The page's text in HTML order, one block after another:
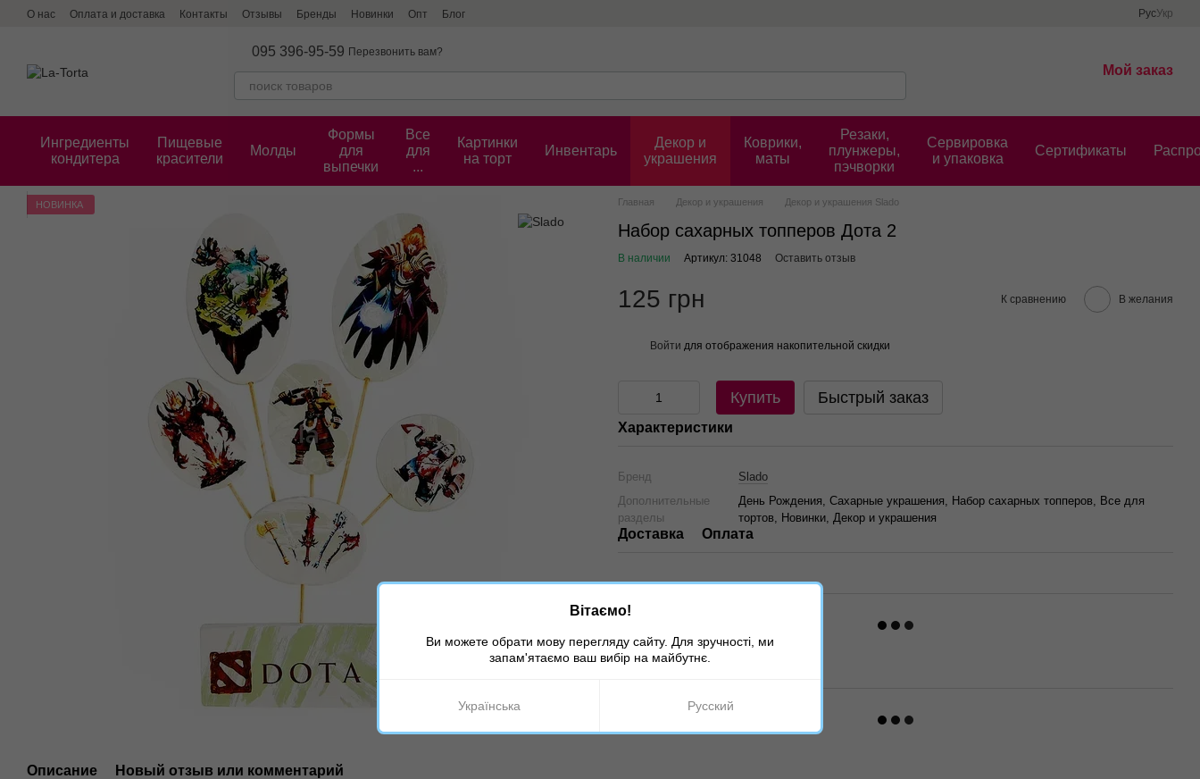
Перейти к основному контенту
О нас Оплата и доставка Контакты Отзывы Бренды Новинки Опт Блог РусУкр
095 396-95-59 Перезвонить вам?
Мой заказ
Ингредиенты
кондитера
Пищевые
красители
Молды
Формы
для
выпечки
Все
для
...
Картинки
на торт
Инвентарь
Декор и
украшения
Коврики,
маты
Резаки,
плунжеры,
пэчворки
Сервировка
и упаковка
Cертификаты
НОВИНКА
Описание Новый отзыв или комментарий
Главная Декор и украшения Декор и украшения Slado
Набор сахарных топперов Дота 2
В наличии Артикул: 31048 Оставить отзыв
125 грн К сравнению В желания
Войти для отображения накопительной скидки
Купить Быстрый заказ
Характеристики
Бренд
Slado
Дополнительные
разделы
День Рождения, Сахарные украшения, Набор сахарных топперов, Все для
тортов, Новинки, Декор и украшения
Доставка Оплата
Вітаємо!
Ви можете обрати мову перегляду сайту. Для зручності, ми
запам'ятаємо ваш вибір на майбутнє.
Українська Русский